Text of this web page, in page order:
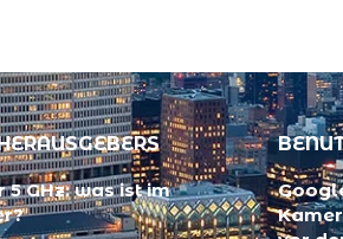
5 GHz: was ist im